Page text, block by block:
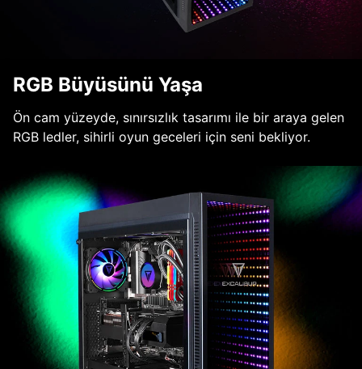
RGB Büyüsünü Yaşa
Ön cam yüzeyde, sınırsızlık tasarımı ile bir araya gelen
RGB ledler, sihirli oyun geceleri için seni bekliyor.